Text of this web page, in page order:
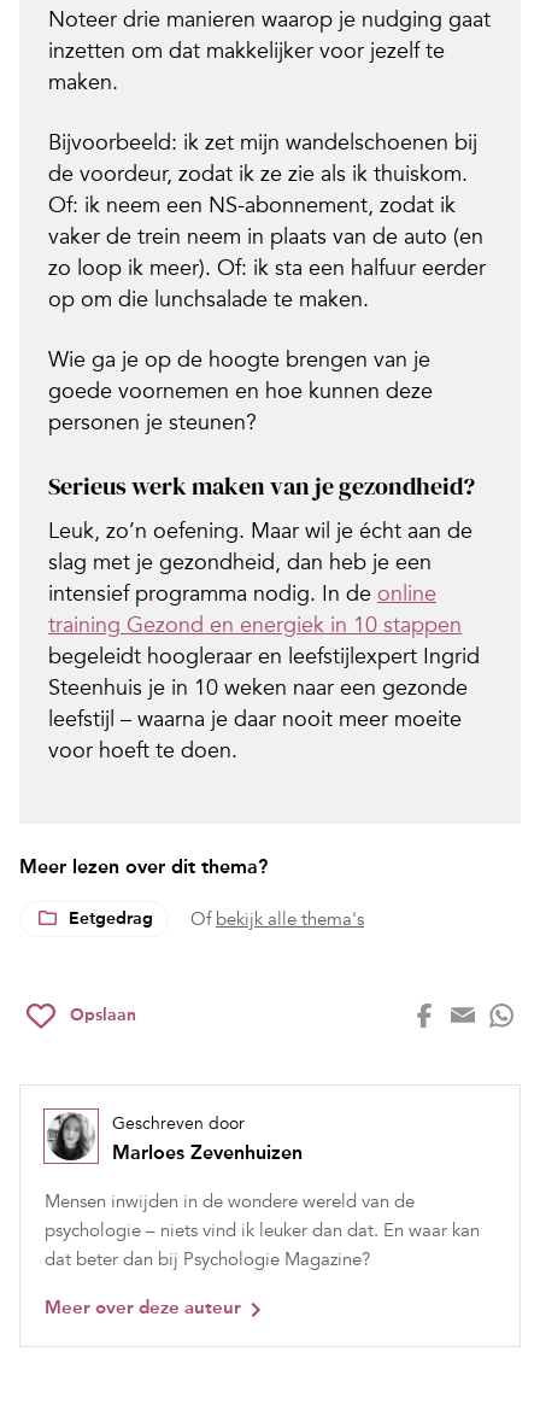
Noteer drie manieren waarop je nudging gaat
inzetten om dat makkelijker voor jezelf te
maken.
Bijvoorbeeld: ik zet mijn wandelschoenen bij
de voordeur, zodat ik ze zie als ik thuiskom.
Of: ik neem een NS-abonnement, zodat ik
vaker de trein neem in plaats van de auto (en
zo loop ik meer). Of: ik sta een halfuur eerder
op om die lunchsalade te maken.
Wie ga je op de hoogte brengen van je
goede voornemen en hoe kunnen deze
personen je steunen?
Serieus werk maken van je gezondheid?
Leuk, zo’n oefening. Maar wil je écht aan de
slag met je gezondheid, dan heb je een
intensief programma nodig. In de online
training Gezond en energiek in 10 stappen
begeleidt hoogleraar en leefstijlexpert Ingrid
Steenhuis je in 10 weken naar een gezonde
leefstijl – waarna je daar nooit meer moeite
voor hoeft te doen.
Meer lezen over dit thema?
Eetgedrag Of bekijk alle thema's
Opslaan
Geschreven door
Marloes Zevenhuizen
Mensen inwijden in de wondere wereld van de
psychologie – niets vind ik leuker dan dat. En waar kan
dat beter dan bij Psychologie Magazine?
Meer over deze auteur